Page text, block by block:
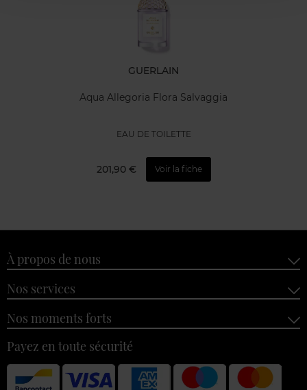
GUERLAIN
Aqua Allegoria Flora Salvaggia
EAU DE TOILETTE
201,90 € Voir la fiche
À propos de nous
Nos services
Nos moments forts
Payez en toute sécurité